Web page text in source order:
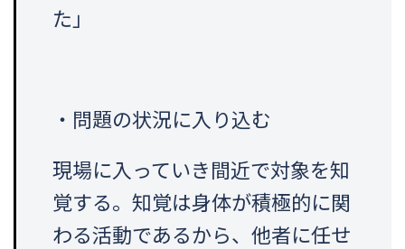
た」
・問題の状況に入り込む
現場に入っていき間近で対象を知
覚する。知覚は身体が積極的に関
わる活動であるから、他者に任せ